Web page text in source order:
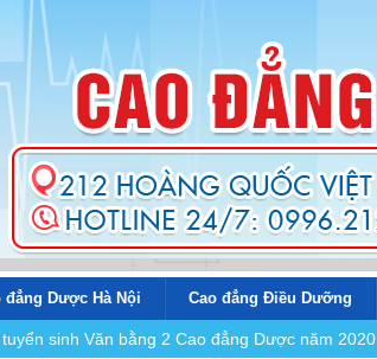
đẳng Dược Hà Nội Cao đẳng Điều Dưỡng
sinh Văn bằng 2 Cao đẳng Dược năm 2020